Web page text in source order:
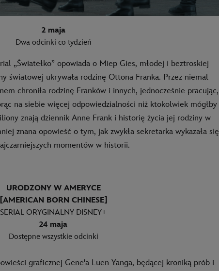
2 maja
Dwa odcinki co tydzień
„Światełko” opowiada o Miep Gies, młodej i beztroskiej
światowej ukrywała rodzinę Ottona Franka. Przez niemal
chroniła rodzinę Franków i innych, jednocześnie pracując,
na siebie więcej odpowiedzialności niż ktokolwiek mógłby
znają dziennik Anne Frank i historię życia jej rodziny w
znana opowieść o tym, jak zwykła sekretarka wykazała się
momentów w historii.
URODZONY W AMERYCE
[AMERICAN BORN CHINESE]
SERIAL ORYGINALNY DISNEY+
24 maja
Dostępne wszystkie odcinki
graficznej Gene'a Luen Yanga, będącej kroniką prób i